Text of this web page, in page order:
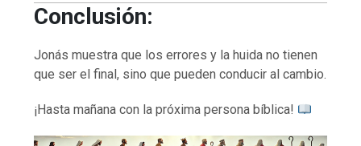
Conclusión:
Jonás muestra que los errores y la huida no tienen
que ser el final, sino que pueden conducir al cambio.
¡Hasta mañana con la próxima persona bíblica!